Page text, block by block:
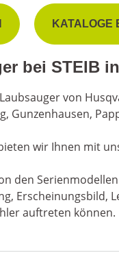
KATALOGE
bei STEIB
von
Gunzenhausen,
wir Ihnen mit
den
auftreten